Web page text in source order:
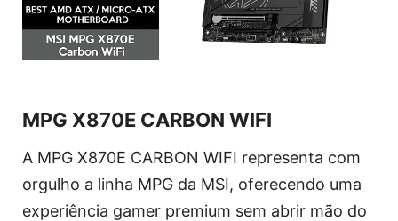
MPG X870E CARBON WIFI
A MPG X870E CARBON WIFI representa com
orgulho a linha MPG da MSI, oferecendo uma
experiência gamer premium sem abrir mão do